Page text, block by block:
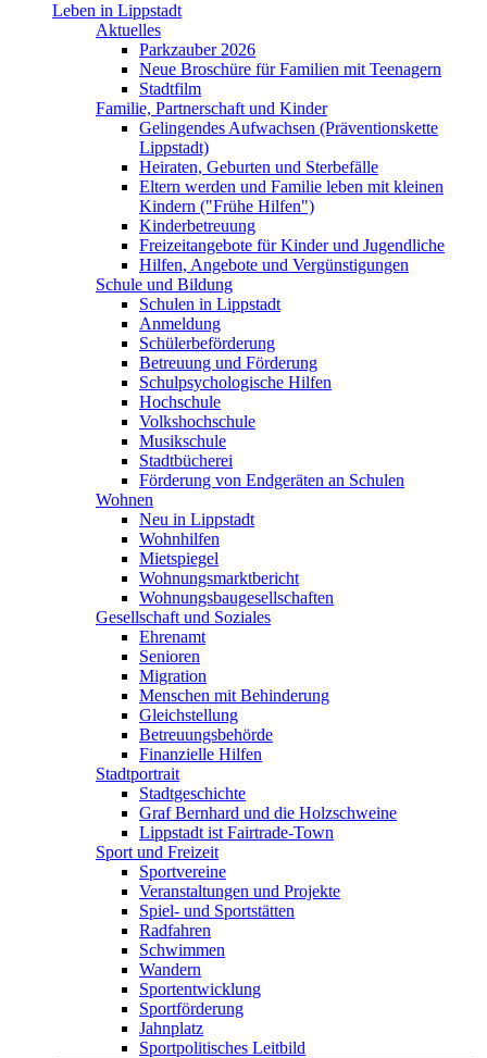
Leben in Lippstadt
Aktuelles
Parkzauber 2026
Neue Broschüre für Familien mit Teenagern
Stadtfilm
Familie, Partnerschaft und Kinder
Gelingendes Aufwachsen (Präventionskette
Lippstadt)
Heiraten, Geburten und Sterbefälle
Eltern werden und Familie leben mit kleinen
Kindern ("Frühe Hilfen")
Kinderbetreuung
Freizeitangebote für Kinder und Jugendliche
Hilfen, Angebote und Vergünstigungen
Schule und Bildung
Schulen in Lippstadt
Anmeldung
Schülerbeförderung
Betreuung und Förderung
Schulpsychologische Hilfen
Hochschule
Volkshochschule
Musikschule
Stadtbücherei
Förderung von Endgeräten an Schulen
Wohnen
Neu in Lippstadt
Wohnhilfen
Mietspiegel
Wohnungsmarktbericht
Wohnungsbaugesellschaften
Gesellschaft und Soziales
Ehrenamt
Senioren
Migration
Menschen mit Behinderung
Gleichstellung
Betreuungsbehörde
Finanzielle Hilfen
Stadtportrait
Stadtgeschichte
Graf Bernhard und die Holzschweine
Lippstadt ist Fairtrade-Town
Sport und Freizeit
Sportvereine
Veranstaltungen und Projekte
Spiel- und Sportstätten
Radfahren
Schwimmen
Wandern
Sportentwicklung
Sportförderung
Jahnplatz
Sportpolitisches Leitbild